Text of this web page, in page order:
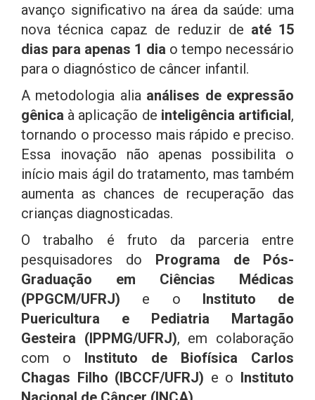
avanço significativo na área da saúde: uma
nova técnica capaz de reduzir de até 15
dias para apenas 1 dia o tempo necessário
para o diagnóstico de câncer infantil.
A metodologia alia análises de expressão
gênica à aplicação de inteligência artificial,
tornando o processo mais rápido e preciso.
Essa inovação não apenas possibilita o
início mais ágil do tratamento, mas também
aumenta as chances de recuperação das
crianças diagnosticadas.
O trabalho é fruto da parceria entre
pesquisadores do Programa de Pós-
Graduação em Ciências Médicas
(PPGCM/UFRJ) e o Instituto de
Puericultura e Pediatria Martagão
Gesteira (IPPMG/UFRJ), em colaboração
com o Instituto de Biofísica Carlos
Chagas Filho (IBCCF/UFRJ) e o Instituto